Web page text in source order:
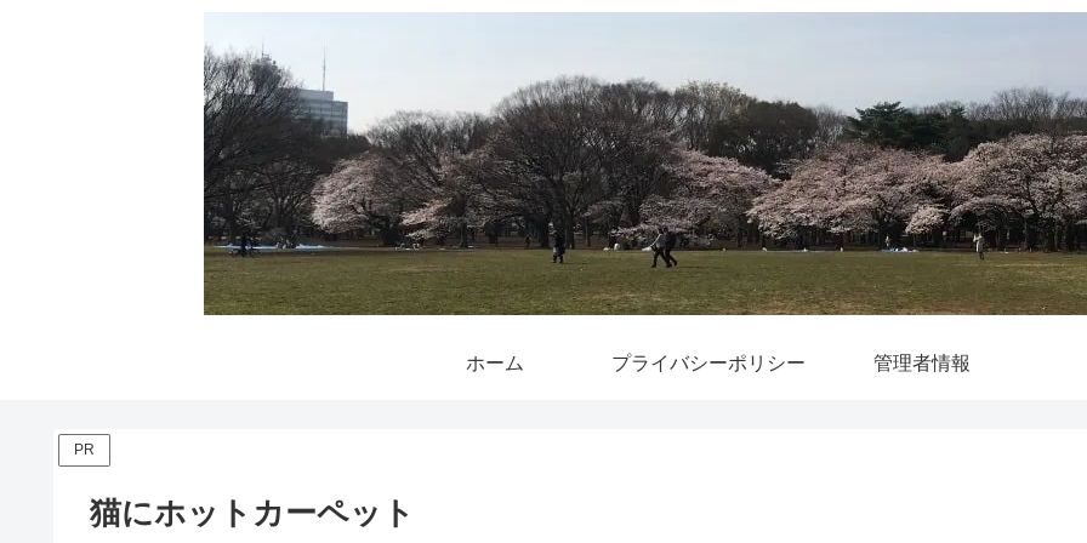
ホーム プライバシーポリシー 管理者情報
PR
猫にホットカーペット